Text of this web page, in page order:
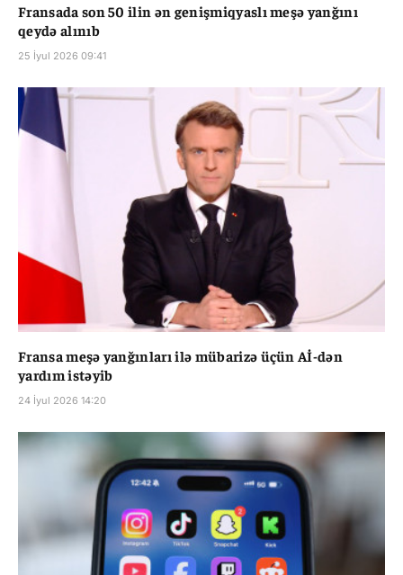
Fransada son 50 ilin ən genişmiqyaslı meşə yanğını
qeydə alınıb
25 İyul 2026 09:41
Fransa meşə yanğınları ilə mübarizə üçün Aİ-dən
yardım istəyib
24 İyul 2026 14:20